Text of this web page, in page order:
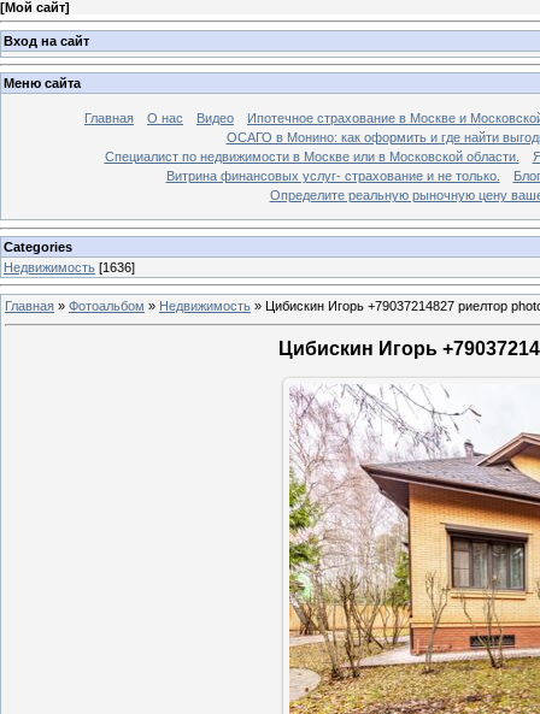
[Мой сайт]
Вход на сайт
Меню сайта
Главная О нас Видео
Ипотечное страхование в Москве и
ОСАГО в Монино: как оформить и где найти
Специалист по недвижимости в Москве или в Московской области.
Витрина финансовых услуг- страхование и не только.
Блог
Определите реальную рыночную цену
Categories
Недвижимость [1636]
Главная » Фотоальбом » Недвижимость » Цибискин Игорь +79037214827 риелтор
Цибискин Игорь